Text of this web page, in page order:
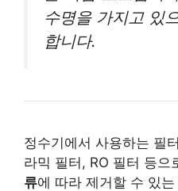
수명을 가지고 있
합니다.
정수기에서 사용하는 필
라믹 필터, RO 필터 등으
류에 따라 제거할 수 있